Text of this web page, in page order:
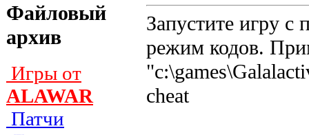
Файловый
архив
Игры от
ALAWAR
Патчи
Запустите игру с
режим кодов.
cheat